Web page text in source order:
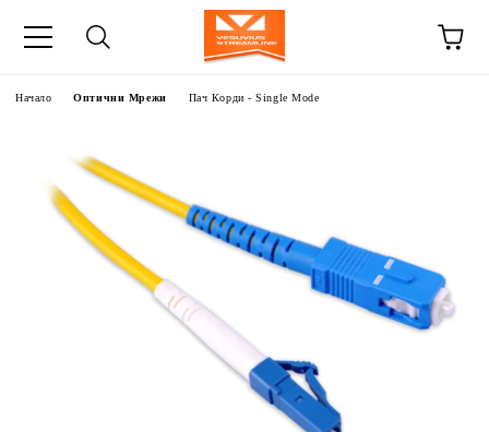
Начало Оптични Мрежи Пач Корди - Single Mode